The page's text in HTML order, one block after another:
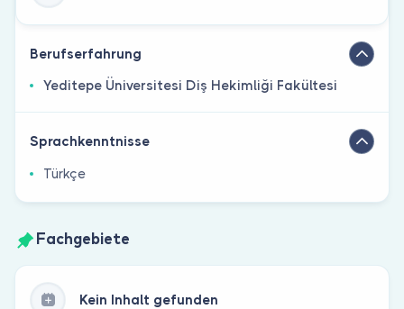
Berufserfahrung
Yeditepe Üniversitesi Diş Hekimliği Fakültesi
Sprachkenntnisse
Türkçe
Fachgebiete
Kein Inhalt gefunden